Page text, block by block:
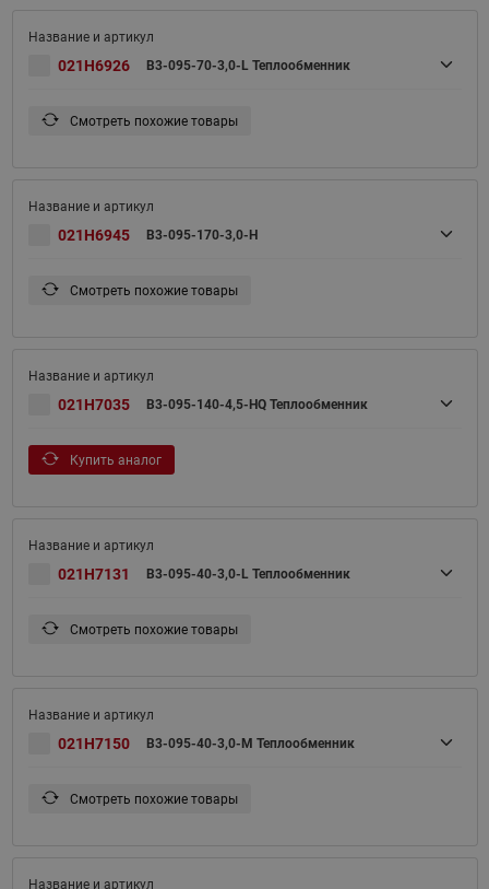
021H6926 B3-095-70-3,0-L Теплообменник
Смотреть похожие товары
021H6945 B3-095-170-3,0-H
Смотреть похожие товары
021H7035 B3-095-140-4,5-HQ Теплообменник
Купить аналог
021H7131 B3-095-40-3,0-L Теплообменник
Смотреть похожие товары
021H7150 B3-095-40-3,0-M Теплообменник
Смотреть похожие товары